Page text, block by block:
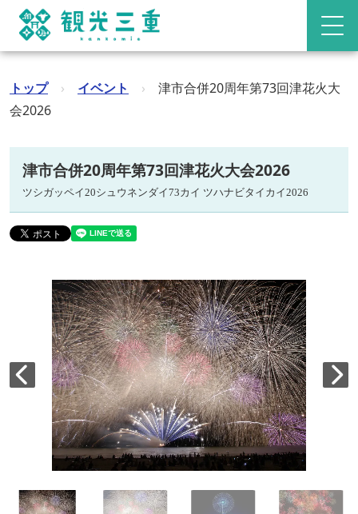
トップ › イベント ›
津市合併20周年第73回津花火大
会2026
津市合併20周年第73回津花火大会2026
ツシガッペイ20シュウネンダイ73カイ ツハナビタイカイ2026